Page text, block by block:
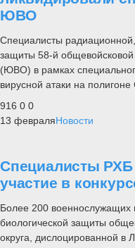
ЮВО
Специалисты
защиты 58-й
(ЮВО) в рамках
вирусной атаки на
916 0 0
13 февраляНовости
Специалисты
участие в
Более 200 военнослужащих
биологической защиты
округа, дислоцированной в